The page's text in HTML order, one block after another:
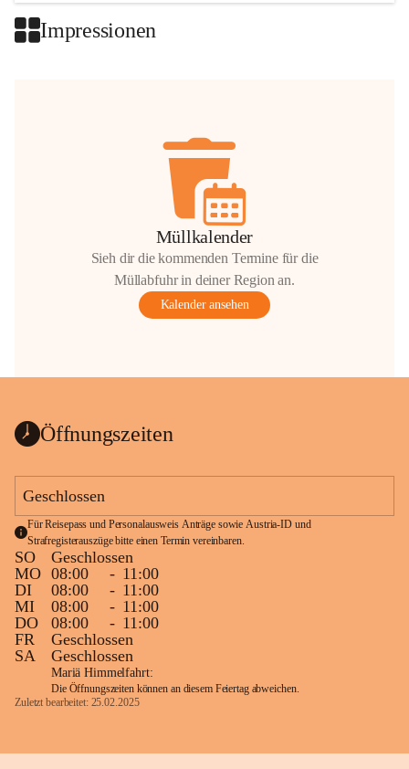
Impressionen
Müllkalender
Sieh dir die kommenden Termine für die
Müllabfuhr in deiner Region an.
Kalender ansehen
Öffnungszeiten
Geschlossen
Für Reisepass und Personalausweis Anträge sowie Austria-ID und
Strafregisterauszüge bitte einen Termin vereinbaren.
SO
Geschlossen
MO 08:00 - 11:00
DI
08:00 - 11:00
MI
08:00 - 11:00
DO
08:00 - 11:00
FR
Geschlossen
SA
Geschlossen
Mariä Himmelfahrt:
Die Öffnungszeiten können an diesem Feiertag abweichen.
Zuletzt bearbeitet: 25.02.2025